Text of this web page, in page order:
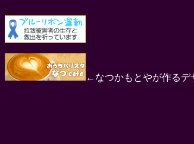
←なつかもとやが作るデ